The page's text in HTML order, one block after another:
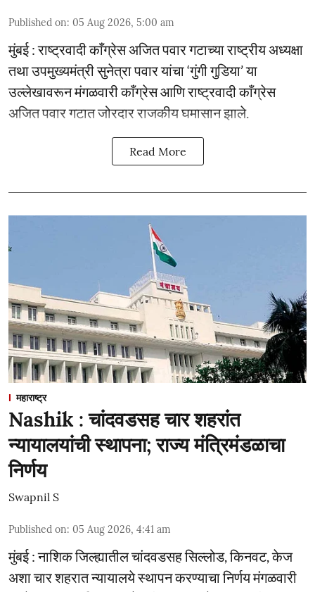
Published on: 05 Aug 2026, 5:00 am
मुंबई : राष्ट्रवादी काँग्रेस अजित पवार गटाच्या राष्ट्रीय अध्यक्षा
तथा उपमुख्यमंत्री सुनेत्रा पवार यांचा ‘गुंगी गुडिया’ या
उल्लेखावरून मंगळवारी काँग्रेस आणि राष्ट्रवादी काँग्रेस
अजित पवार गटात जोरदार राजकीय घमासान झाले.
Read More
महाराष्ट्र
Nashik : चांदवडसह चार शहरांत
न्यायालयांची स्थापना; राज्य मंत्रिमंडळाचा
निर्णय
Swapnil S
Published on: 05 Aug 2026, 4:41 am
मुंबई : नाशिक जिल्ह्यातील चांदवडसह सिल्लोड, किनवट, केज
अशा चार शहरात न्यायालये स्थापन करण्याचा निर्णय मंगळवारी